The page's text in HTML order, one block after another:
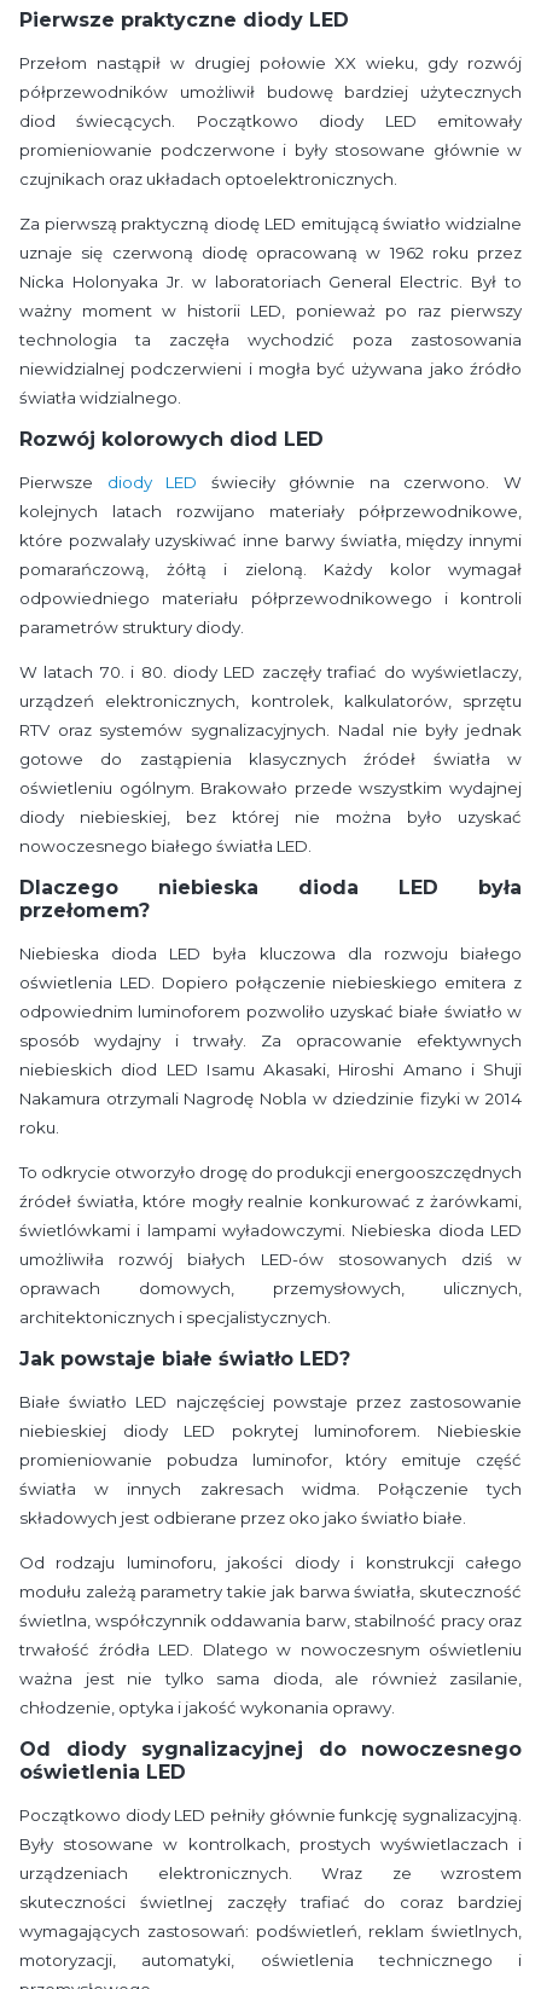
Pierwsze praktyczne diody LED
Przełom nastąpił w drugiej połowie XX wieku, gdy rozwój
półprzewodników umożliwił budowę bardziej użytecznych
diod świecących. Początkowo diody LED emitowały
promieniowanie podczerwone i były stosowane głównie w
czujnikach oraz układach optoelektronicznych.
Za pierwszą praktyczną diodę LED emitującą światło widzialne
uznaje się czerwoną diodę opracowaną w 1962 roku przez
Nicka Holonyaka Jr. w laboratoriach General Electric. Był to
ważny moment w historii LED, ponieważ po raz pierwszy
technologia ta zaczęła wychodzić poza zastosowania
niewidzialnej podczerwieni i mogła być używana jako źródło
światła widzialnego.
Rozwój kolorowych diod LED
Pierwsze diody LED świeciły głównie na czerwono. W
kolejnych latach rozwijano materiały półprzewodnikowe,
które pozwalały uzyskiwać inne barwy światła, między innymi
pomarańczową, żółtą i zieloną. Każdy kolor wymagał
odpowiedniego materiału półprzewodnikowego i kontroli
parametrów struktury diody.
W latach 70. i 80. diody LED zaczęły trafiać do wyświetlaczy,
urządzeń elektronicznych, kontrolek, kalkulatorów, sprzętu
RTV oraz systemów sygnalizacyjnych. Nadal nie były jednak
gotowe do zastąpienia klasycznych źródeł światła w
oświetleniu ogólnym. Brakowało przede wszystkim wydajnej
diody niebieskiej, bez której nie można było uzyskać
nowoczesnego białego światła LED.
Dlaczego niebieska dioda LED była
przełomem?
Niebieska dioda LED była kluczowa dla rozwoju białego
oświetlenia LED. Dopiero połączenie niebieskiego emitera z
odpowiednim luminoforem pozwoliło uzyskać białe światło w
sposób wydajny i trwały. Za opracowanie efektywnych
niebieskich diod LED Isamu Akasaki, Hiroshi Amano i Shuji
Nakamura otrzymali Nagrodę Nobla w dziedzinie fizyki w 2014
roku.
To odkrycie otworzyło drogę do produkcji energooszczędnych
źródeł światła, które mogły realnie konkurować z żarówkami,
świetlówkami i lampami wyładowczymi. Niebieska dioda LED
umożliwiła rozwój białych LED-ów stosowanych dziś w
oprawach domowych, przemysłowych, ulicznych,
architektonicznych i specjalistycznych.
Jak powstaje białe światło LED?
Białe światło LED najczęściej powstaje przez zastosowanie
niebieskiej diody LED pokrytej luminoforem. Niebieskie
promieniowanie pobudza luminofor, który emituje część
światła w innych zakresach widma. Połączenie tych
składowych jest odbierane przez oko jako światło białe.
Od rodzaju luminoforu, jakości diody i konstrukcji całego
modułu zależą parametry takie jak barwa światła, skuteczność
świetlna, współczynnik oddawania barw, stabilność pracy oraz
trwałość źródła LED. Dlatego w nowoczesnym oświetleniu
ważna jest nie tylko sama dioda, ale również zasilanie,
chłodzenie, optyka i jakość wykonania oprawy.
Od diody sygnalizacyjnej do nowoczesnego
oświetlenia LED
Początkowo diody LED pełniły głównie funkcję sygnalizacyjną.
Były stosowane w kontrolkach, prostych wyświetlaczach i
urządzeniach elektronicznych. Wraz ze wzrostem
skuteczności świetlnej zaczęły trafiać do coraz bardziej
wymagających zastosowań: podświetleń, reklam świetlnych,
motoryzacji, automatyki, oświetlenia technicznego i